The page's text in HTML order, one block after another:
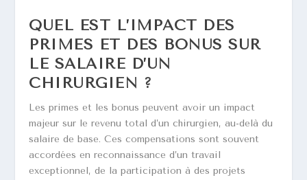
QUEL EST L’IMPACT DES
PRIMES ET DES BONUS SUR
LE SALAIRE D’UN
CHIRURGIEN ?
Les primes et les bonus peuvent avoir un impact
majeur sur le revenu total d’un chirurgien, au-delà du
salaire de base. Ces compensations sont souvent
accordées en reconnaissance d’un travail
exceptionnel, de la participation à des projets